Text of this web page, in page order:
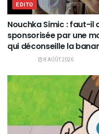
EDITO
Nouchka Simic : faut-il
sponsorisée par une
qui déconseille la
8 AOÛT 2026